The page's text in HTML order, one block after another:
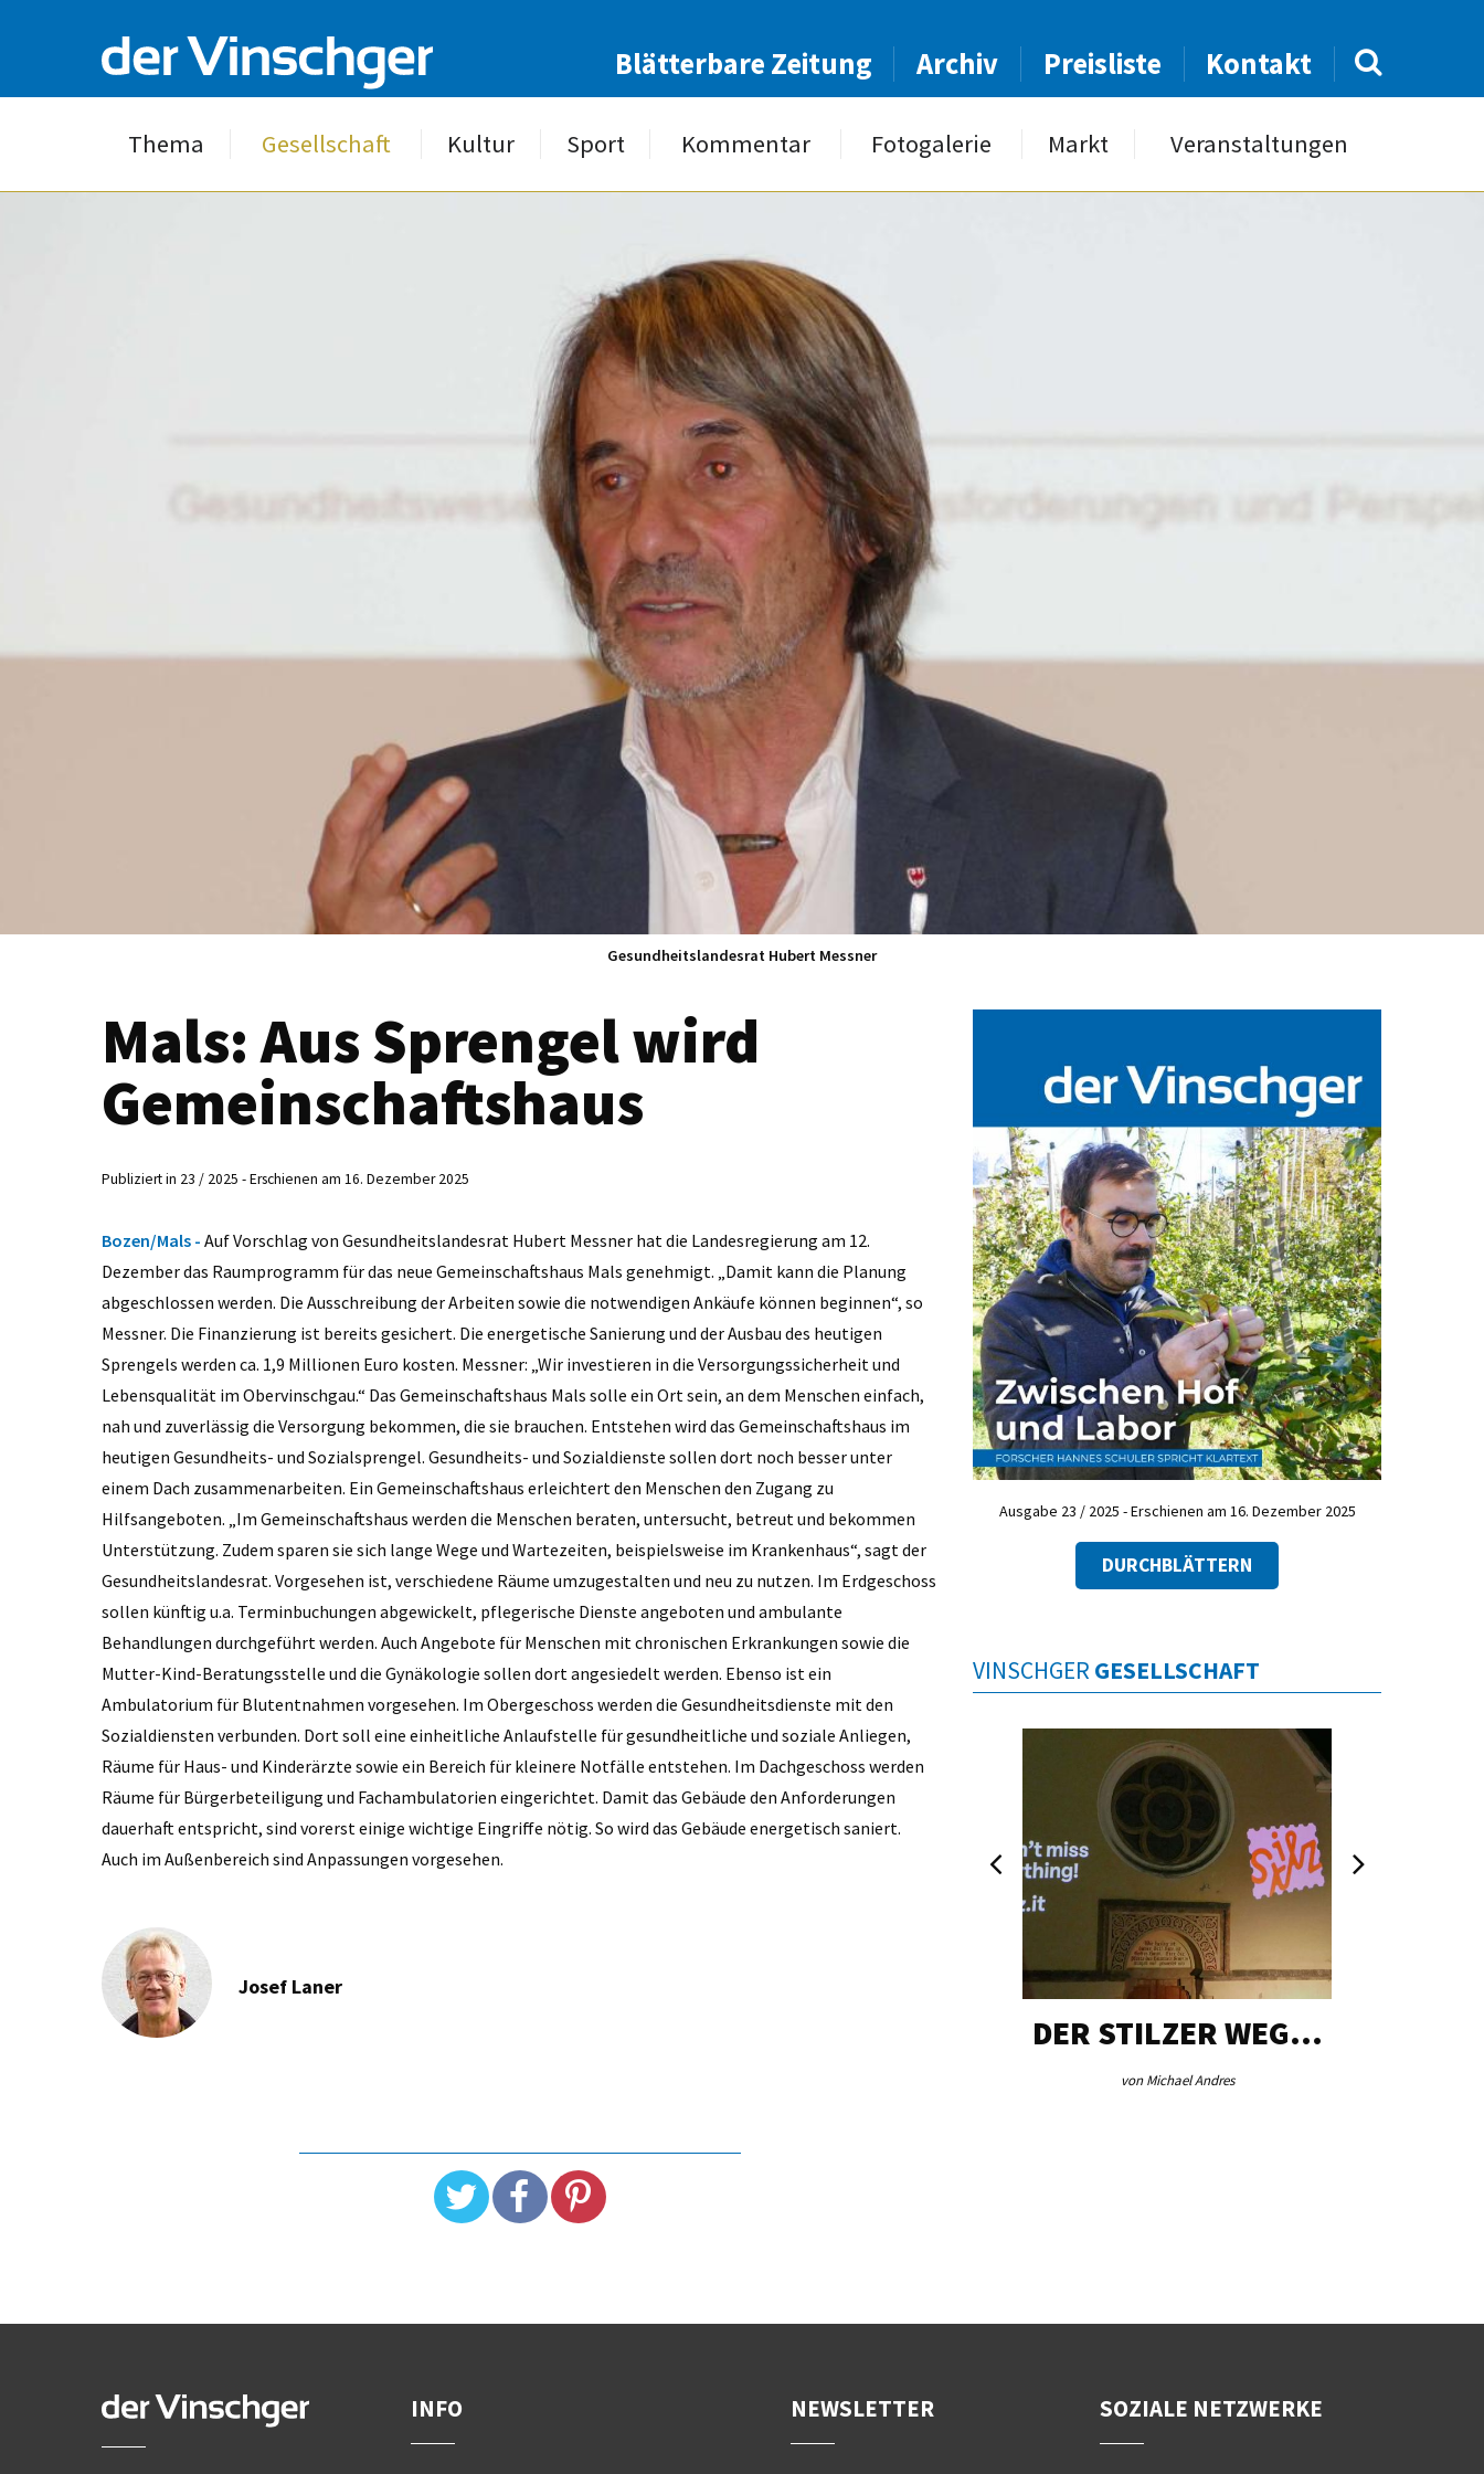
Blätterbare Zeitung Archiv Preisliste Kontakt
Thema Gesellschaft Kultur Sport Kommentar Fotogalerie Markt Veranstaltungen
Gesundheitslandesrat Hubert Messner
Mals: Aus Sprengel wird
Gemeinschaftshaus
Publiziert in 23 / 2025 - Erschienen am 16. Dezember 2025
Bozen/Mals - Auf Vorschlag von Gesundheitslandesrat Hubert Messner hat die Landesregierung am 12.
Dezember das Raumprogramm für das neue Gemeinschaftshaus Mals genehmigt. „Damit kann die Planung
abgeschlossen werden. Die Ausschreibung der Arbeiten sowie die notwendigen Ankäufe können beginnen“, so
Messner. Die Finanzierung ist bereits gesichert. Die energetische Sanierung und der Ausbau des heutigen
Sprengels werden ca. 1,9 Millionen Euro kosten. Messner: „Wir investieren in die Versorgungssicherheit und
Lebensqualität im Obervinschgau.“ Das Gemeinschaftshaus Mals solle ein Ort sein, an dem Menschen einfach,
nah und zuverlässig die Versorgung bekommen, die sie brauchen. Entstehen wird das Gemeinschaftshaus im
heutigen Gesundheits- und Sozialsprengel. Gesundheits- und Sozialdienste sollen dort noch besser unter
einem Dach zusammenarbeiten. Ein Gemeinschaftshaus erleichtert den Menschen den Zugang zu
Hilfsangeboten. „Im Gemeinschaftshaus werden die Menschen beraten, untersucht, betreut und bekommen
Unterstützung. Zudem sparen sie sich lange Wege und Wartezeiten, beispielsweise im Krankenhaus“, sagt der
Gesundheitslandesrat. Vorgesehen ist, verschiedene Räume umzugestalten und neu zu nutzen. Im Erdgeschoss
sollen künftig u.a. Terminbuchungen abgewickelt, pflegerische Dienste angeboten und ambulante
Behandlungen durchgeführt werden. Auch Angebote für Menschen mit chronischen Erkrankungen sowie die
Mutter-Kind-Beratungsstelle und die Gynäkologie sollen dort angesiedelt werden. Ebenso ist ein
Ambulatorium für Blutentnahmen vorgesehen. Im Obergeschoss werden die Gesundheitsdienste mit den
Sozialdiensten verbunden. Dort soll eine einheitliche Anlaufstelle für gesundheitliche und soziale Anliegen,
Räume für Haus- und Kinderärzte sowie ein Bereich für kleinere Notfälle entstehen. Im Dachgeschoss werden
Räume für Bürgerbeteiligung und Fachambulatorien eingerichtet. Damit das Gebäude den Anforderungen
dauerhaft entspricht, sind vorerst einige wichtige Eingriffe nötig. So wird das Gebäude energetisch saniert.
Auch im Außenbereich sind Anpassungen vorgesehen.
Josef Laner
Ausgabe 23 / 2025 - Erschienen am 16. Dezember 2025
DURCHBLÄTTERN
VINSCHGER GESELLSCHAFT
DER STILZER WEG…
von Michael Andres
INFO NEWSLETTER SOZIALE NETZWERKE